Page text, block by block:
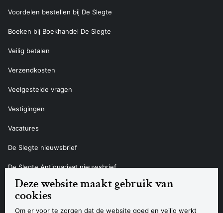
Deze website maakt gebruik van
cookies
Om er voor te zorgen dat de website goed en veilig werkt
Voordelen bestellen bij De Slegte
Boeken bij Boekhandel De Slegte
Veilig betalen
Verzendkosten
Veelgestelde vragen
Vestigingen
Vacatures
De Slegte nieuwsbrief
De Slegte Antiquariaat nieuwsbrief
Contact